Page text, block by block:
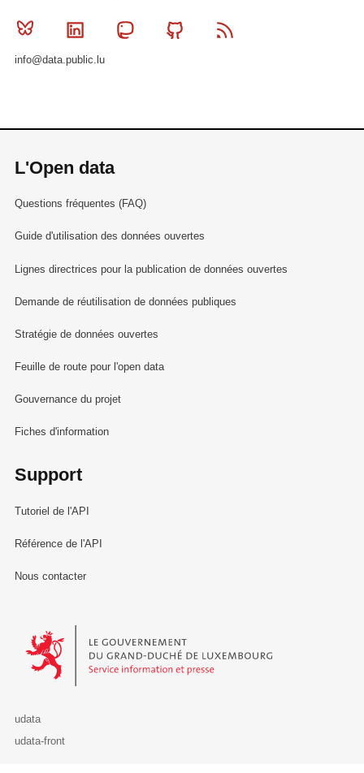
Bluesky Linkedin MastodonGithub
info@data.public.lu
L'Open data
Questions fréquentes (FAQ)
Guide d'utilisation des données ouvertes
Lignes directrices pour la publication de données ouvertes
Demande de réutilisation de données publiques
Stratégie de données ouvertes
Feuille de route pour l'open data
Gouvernance du projet
Fiches d'information
Support
Tutoriel de l'API
Référence de l'API
Nous contacter
Le Gouvernement du Grand-Duché de Luxembourg - Service
udata
udata-front